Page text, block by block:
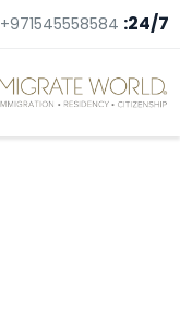
24/7:
+971545558584